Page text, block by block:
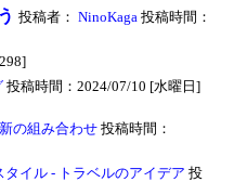
投稿者： NinoKaga 投稿時間：
投稿時間：2024/07/10 [水曜日]
の組み合わせ 投稿時間：
イル - トラベルのアイデア 投